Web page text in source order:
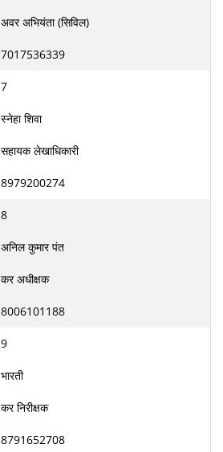
अवर अभियंता (सिविल)
7017536339
7
स्नेहा शिवा
सहायक लेखाधिकारी
8979200274
8
अनिल कुमार पंत
कर अधीक्षक
8006101188
9
भारती
कर निरीक्षक
8791652708